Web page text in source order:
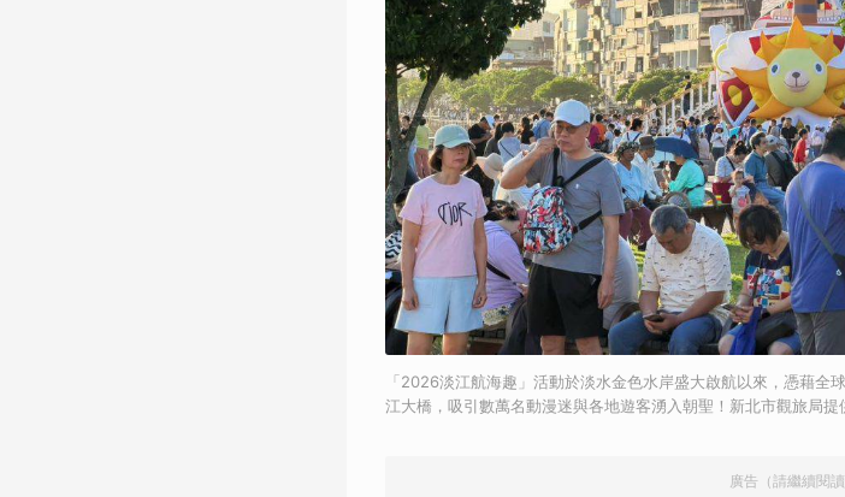
「2026淡江航海趣」活動於淡水金色水岸盛大啟航以來，憑藉全
江大橋，吸引數萬名動漫迷與各地遊客湧入朝聖！新北市觀旅局提
廣告（請繼續閱讀